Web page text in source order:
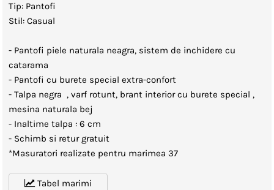
Tip: Pantofi
Stil: Casual
- Pantofi piele naturala neagra, sistem de inchidere cu
catarama
- Pantofi cu burete special extra-confort
- Talpa negra , varf rotunt, brant interior cu burete special ,
mesina naturala bej
- Inaltime talpa : 6 cm
- Schimb si retur gratuit
*Masuratori realizate pentru marimea 37
Tabel marimi